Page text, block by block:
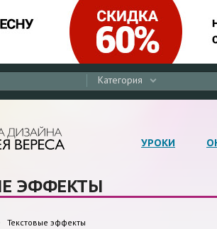
Категория
УРОКИ
ЭФФЕКТЫ
Текстовые эффекты